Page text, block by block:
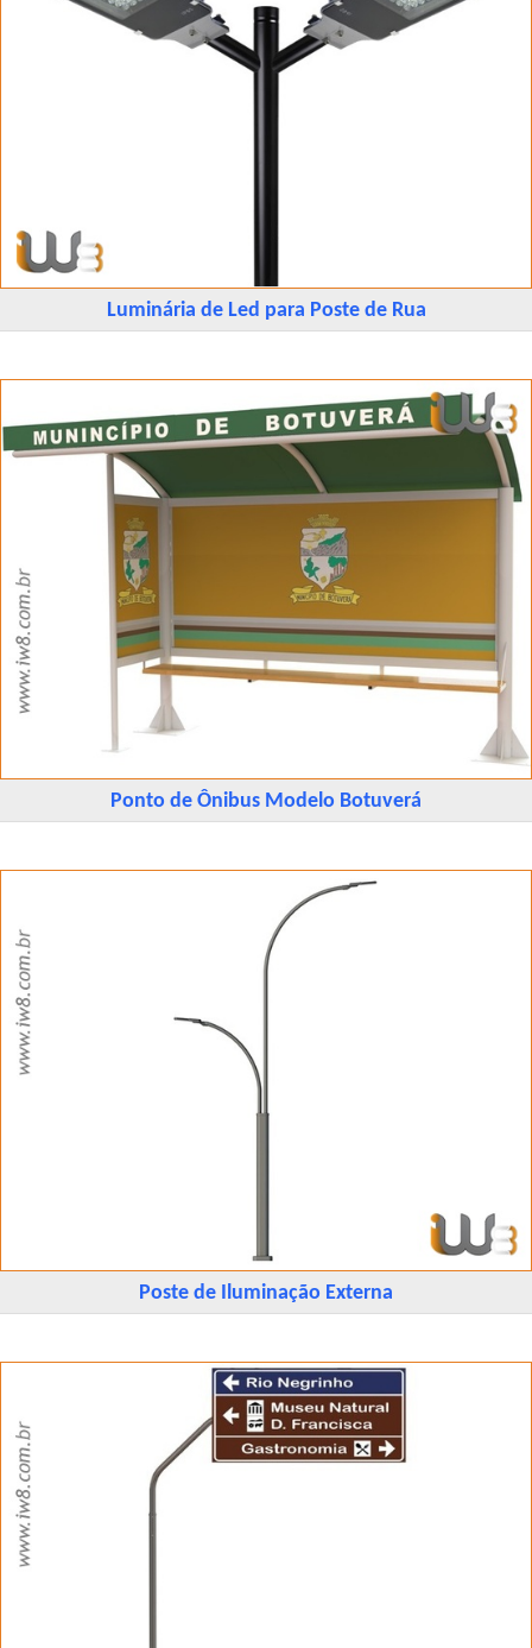
Luminária de Led para Poste de Rua
Ponto de Ônibus Modelo Botuverá
Poste de Iluminação Externa